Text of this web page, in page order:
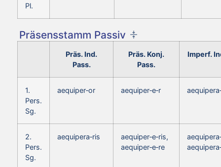
Pl.
Präsensstamm Passiv
Präs. Ind.
Pass.
Präs. Konj.
Pass.
Imperf.
1.
Pers.
Sg.
aequiper‑or aequiper‑e‑r
2.
Pers.
Sg.
aequipera‑ris
aequiper‑e‑ris,
aequiper‑e‑re